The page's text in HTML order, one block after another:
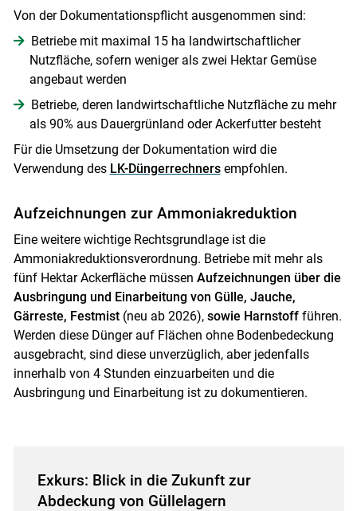
Skip to main content
Von der Dokumentationspflicht ausgenommen sind:
Betriebe mit maximal 15 ha landwirtschaftlicher
Nutzfläche, sofern weniger als zwei Hektar Gemüse
angebaut werden
Betriebe, deren landwirtschaftliche Nutzfläche zu mehr
als 90% aus Dauergrünland oder Ackerfutter besteht
Für die Umsetzung der Dokumentation wird die
Verwendung des LK-Düngerrechnersempfohlen.
Aufzeichnungen zur Ammoniakreduktion
Eine weitere wichtige Rechtsgrundlage ist die
Ammoniakreduktionsverordnung. Betriebe mit mehr als
fünf Hektar Ackerfläche müssen Aufzeichnungen über die
Ausbringung und Einarbeitung von Gülle, Jauche,
Gärreste, Festmist (neu ab 2026),sowie Harnstoffführen.
Werden diese Dünger auf Flächen ohne Bodenbedeckung
ausgebracht, sind diese unverzüglich, aber jedenfalls
innerhalb von 4 Stunden einzuarbeiten und die
Ausbringung und Einarbeitung ist zu dokumentieren.
Exkurs: Blick in die Zukunft zur
Abdeckung von Güllelagern